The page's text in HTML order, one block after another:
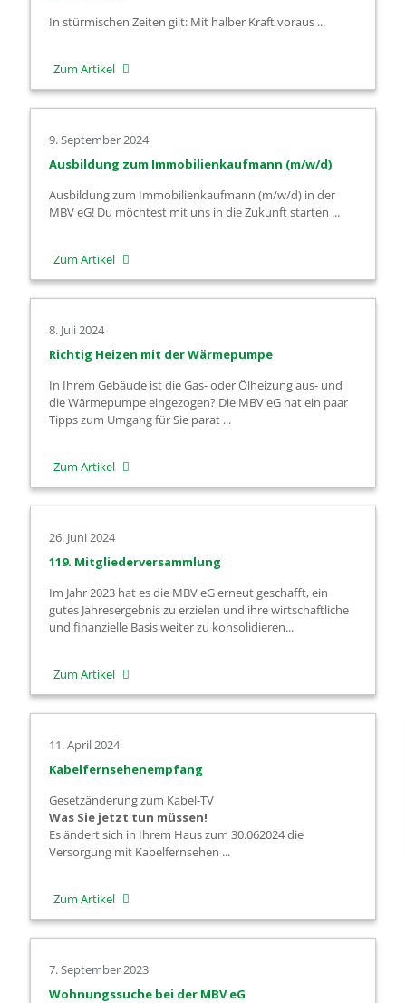
In stürmischen Zeiten gilt: Mit halber Kraft voraus ...
Zum Artikel-
Geschäftsjahr
MBV
eG
setzt
maßvoll
fort
9. September 2024
Ausbildung zum Immobilienkaufmann (m/w/d)
Ausbildung zum Immobilienkaufmann (m/w/d) in der
MBV eG! Du möchtest mit uns in die Zukunft starten ...
Zum Artikel-
Ausbildung
8. Juli 2024
Richtig Heizen mit der Wärmepumpe
In Ihrem Gebäude ist die Gas- oder Ölheizung aus- und
die Wärmepumpe eingezogen? Die MBV eG hat ein paar
Tipps zum Umgang für Sie parat ...
Zum Artikel-
Richtig
Wärmepumpe
26. Juni 2024
119. Mitgliederversammlung
Im Jahr 2023 hat es die MBV eG erneut geschafft, ein
gutes Jahresergebnis zu erzielen und ihre wirtschaftliche
und finanzielle Basis weiter zu konsolidieren...
Zum Artikel-
119.
11. April 2024
Kabelfernsehenempfang
Gesetzänderung zum Kabel-TV
Was Sie jetzt tun müssen!
Es ändert sich in Ihrem Haus zum 30.062024 die
Versorgung mit Kabelfernsehen ...
Zum Artikel-
Kabelfernsehenempfang
7. September 2023
Wohnungssuche bei der MBV eG